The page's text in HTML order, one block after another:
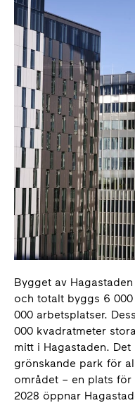
Bygget av
och totalt byggs 6
000 arbetsplatser.
000 kvadratmeter stora
mitt i Hagastaden.
grönskande park för
området – en plats
2028 öppnar